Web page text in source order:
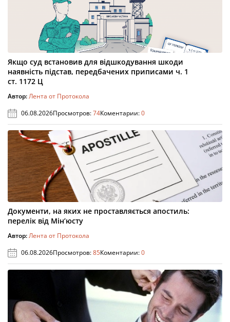
Якщо суд встановив для відшкодування шкоди
наявність підстав, передбачених приписами ч. 1
ст. 1172 Ц
Автор:Лента от Протокола
06.08.2026Просмотров:74Коментарии:0
Документи, на яких не проставляється апостиль:
перелік від Мін’юсту
Автор:Лента от Протокола
06.08.2026Просмотров:85Коментарии:0